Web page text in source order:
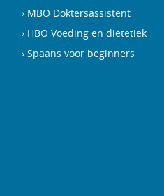
MBO Doktersassistent
HBO Voeding en diëtetiek
Spaans voor beginners